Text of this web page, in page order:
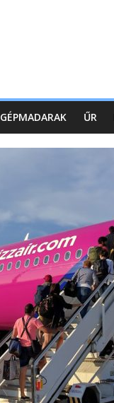
GÉPMADARAK ŰR